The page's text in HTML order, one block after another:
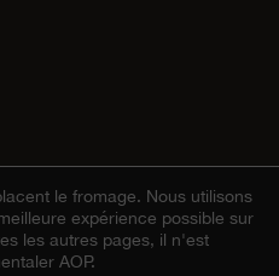
le fromage. Nous utilisons
expérience possible sur
les autres pages, il n'est
AOP.